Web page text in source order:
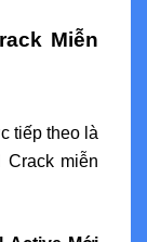
Miễn
tiếp theo là
Crack miễn